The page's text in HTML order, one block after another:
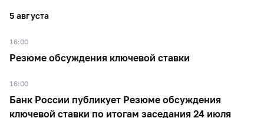
5 августа
16:00
Резюме обсуждения ключевой ставки
16:00
Банк России публикует Резюме обсуждения
ключевой ставки по итогам заседания 24 июля